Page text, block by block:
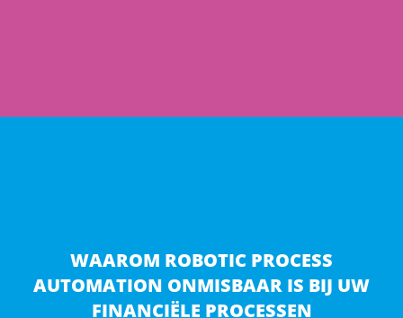
WAAROM ROBOTIC PROCESS
AUTOMATION ONMISBAAR IS BIJ UW
FINANCIËLE PROCESSEN